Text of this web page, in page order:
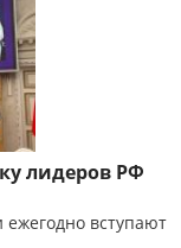
лидеров РФ
вступают